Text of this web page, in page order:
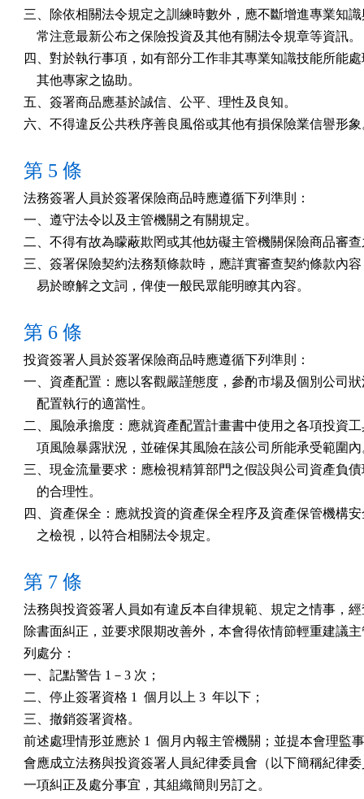
三、除依相關法令規定之訓練時數外，應不斷增進專業知
    常注意最新公布之保險投資及其他有關法令規章等資訊。
四、對於執行事項，如有部分工作非其專業知識技能所能
    其他專家之協助。
五、簽署商品應基於誠信、公平、理性及良知。
六、不得違反公共秩序善良風俗或其他有損保險業信譽形象
第 5 條
法務簽署人員於簽署保險商品時應遵循下列準則：
一、遵守法令以及主管機關之有關規定。
二、不得有故為矇蔽欺罔或其他妨礙主管機關保險商品審
三、簽署保險契約法務類條款時，應詳實審查契約條款內
    易於瞭解之文詞，俾使一般民眾能明瞭其內容。
第 6 條
投資簽署人員於簽署保險商品時應遵循下列準則：
一、資產配置：應以客觀嚴謹態度，參酌市場及個別公司
    配置執行的適當性。
二、風險承擔度：應就資產配置計畫書中使用之各項投資
項風險暴露狀況，並確保其風險在該公司所能承受範圍
三、現金流量要求：應檢視精算部門之假設與公司資產負
    的合理性。
四、資產保全：應就投資的資產保全程序及資產保管機構
    之檢視，以符合相關法令規定。
第 7 條
法務與投資簽署人員如有違反本自律規範、規定之情事，
除書面糾正，並要求限期改善外，本會得依情節輕重建議
列處分：
一、記點警告 1－3 次；
二、停止簽署資格 1  個月以上 3  年以下；
三、撤銷簽署資格。
前述處理情形並應於 1  個月內報主管機關；並提本會理監
會應成立法務與投資簽署人員紀律委員會（以下簡稱紀律
一項糾正及處分事宜，其組織簡則另訂之。